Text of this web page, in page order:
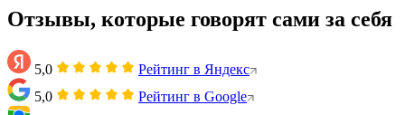
Отзывы, которые говорят сами за себя
5,0
Рейтинг в Яндекс
5,0
Рейтинг в Google